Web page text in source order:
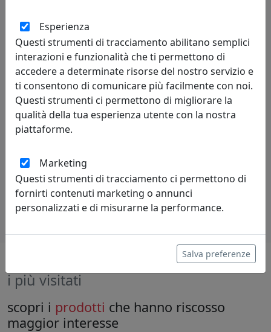
Itamoby
682,00 € 600,16 €
prev
pagina
i più visitati
scopri i prodotti che hanno riscosso
maggior interesse
Esperienza
Questi strumenti di tracciamento abilitano semplici
interazioni e funzionalità che ti permettono di
accedere a determinate risorse del nostro servizio e
ti consentono di comunicare più facilmente con noi.
Questi strumenti ci permettono di migliorare la
qualità della tua esperienza utente con la nostra
piattaforme.
Marketing
Questi strumenti di tracciamento ci permettono di
fornirti contenuti marketing o annunci
personalizzati e di misurarne la performance.
Salva preferenze